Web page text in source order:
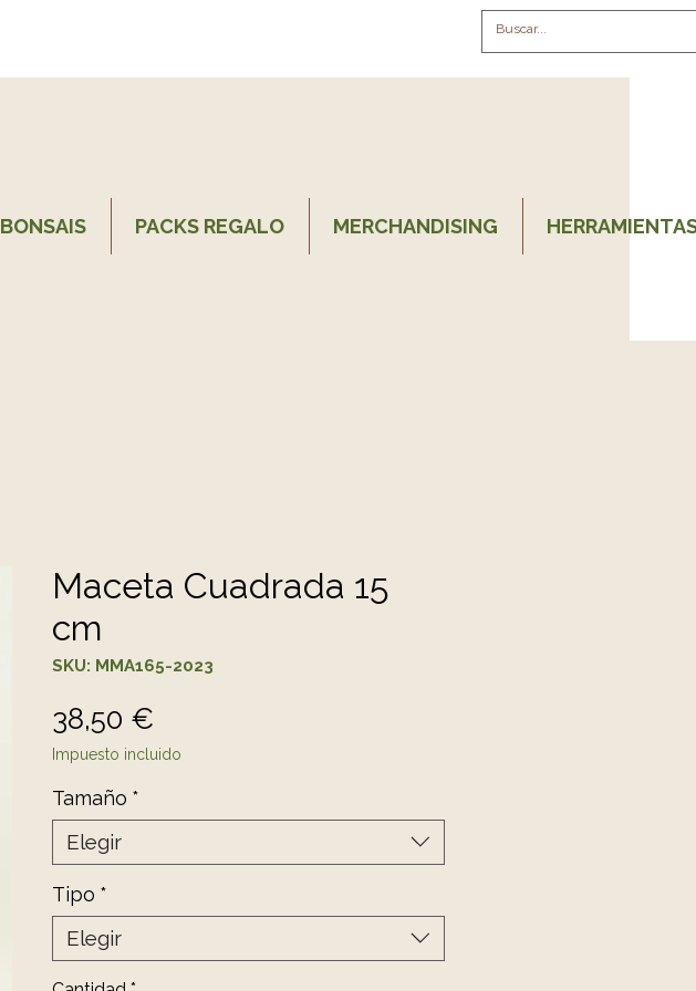
BONSAIS PACKS REGALO MERCHANDISING
Maceta Cuadrada 15
cm
SKU: MMA165-2023
38,50 €
Impuesto incluido
Tamaño *
Elegir
Tipo *
Elegir